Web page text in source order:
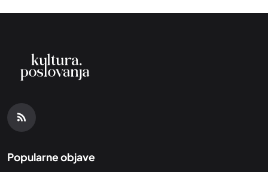
Popularne objave